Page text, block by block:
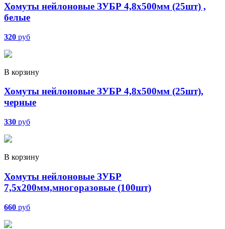
Хомуты нейлоновые ЗУБР 4,8х500мм (25шт) ,
белые
320 руб
В корзину
Хомуты нейлоновые ЗУБР 4,8х500мм (25шт),
черные
330 руб
В корзину
Хомуты нейлоновые ЗУБР
7,5х200мм,многоразовые (100шт)
660 руб